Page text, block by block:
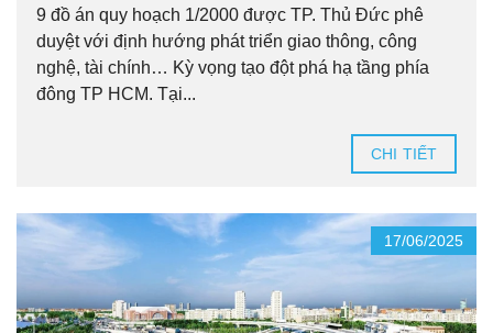
9 đồ án quy hoạch 1/2000 được TP. Thủ Đức phê
duyệt với định hướng phát triển giao thông, công
nghệ, tài chính… Kỳ vọng tạo đột phá hạ tầng phía
đông TP HCM. Tại...
CHI TIẾT
17/06/2025